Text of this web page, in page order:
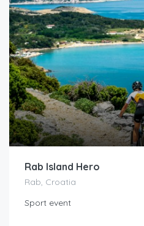
Rab Island Hero
Rab, Croatia
Sport event